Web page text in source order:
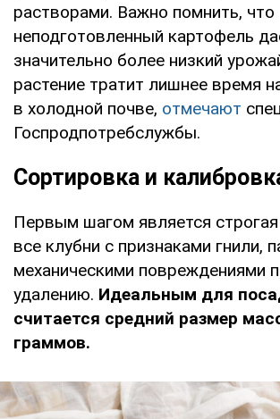
растворами. Важно помнить, что
неподготовленный картофель
значительно более низкий
растение тратит лишнее время
в холодной почве, отмечают
Госпродпотребслужбы.
Сортировка и
Первым шагом является
все клубни с признаками гнили,
механическими повреждениями
удалению. Идеальным для
считается средний размер
граммов.